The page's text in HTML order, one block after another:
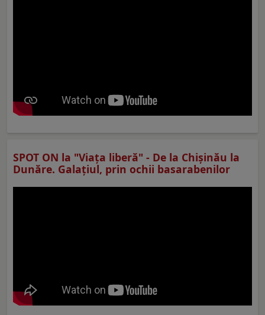
SPOT ON la "Viaţa liberă" - De la Chișinău la
Dunăre. Galațiul, prin ochii basarabenilor